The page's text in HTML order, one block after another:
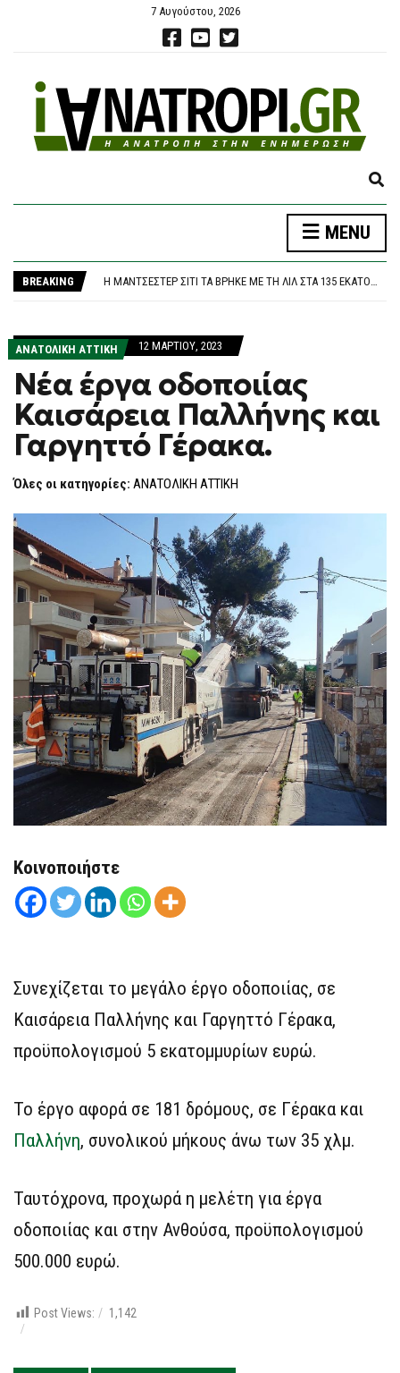
7 Αυγούστου, 2026
E
P
N
MENU
BREAKING
Η ΣΎΓΧΥΣΗ ΤΟΥ ΆΔΩΝΙ ΓΕΩΡΓΙΆΔΗ ΚΑΙ Η ΟΥΣΊΑ ΤΟΥ ΔΗΜΟΣΊΟΥ ΣΥΜΦΈΡΟΝΤΟΣ
Η ΜΆΝΤΣΕΣΤΕΡ ΣΊΤΙ ΤΑ ΒΡΉΚΕ ΜΕ ΤΗ ΛΙΛ ΣΤΑ 135 ΕΚΑΤΟΜΜΎΡΙΑ ΕΥΡΏ ΚΑΙ ΑΠΟΚΤΆ ΤΟΝ 19ΧΡΟΝΟ ΑΓΙΟΎΜΠ ΜΠΟΥΑΝΤΊ
ΑΝΑΤΟΛΙΚΗ ΑΤΤΙΚΗ 12 ΜΑΡΤΊΟΥ, 2023
Νέα έργα οδοποιίας
Καισάρεια Παλλήνης και
Γαργηττό Γέρακα.
Όλες οι κατηγορίες: ΑΝΑΤΟΛΙΚΗ ΑΤΤΙΚΗ
Κοινοποιήστε
Συνεχίζεται το μεγάλο έργο οδοποιίας, σε
Καισάρεια Παλλήνης και Γαργηττό Γέρακα,
προϋπολογισμού 5 εκατομμυρίων ευρώ.
Το έργο αφορά σε 181 δρόμους, σε Γέρακα και
Παλλήνη, συνολικού μήκους άνω των 35 χλμ.
Ταυτόχρονα, προχωρά η μελέτη για έργα
οδοποιίας και στην Ανθούσα, προϋπολογισμού
500.000 ευρώ.
Post Views: 1,142